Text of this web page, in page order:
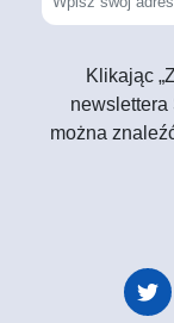
Klikając
można